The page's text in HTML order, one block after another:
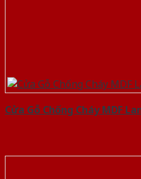
Cửa Gỗ Chống Cháy MDF